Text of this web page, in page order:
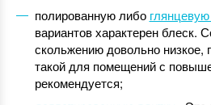
полированную либо
вариантов характерен блеск.
скольжению довольно низкое,
такой для помещений с
рекомендуется;